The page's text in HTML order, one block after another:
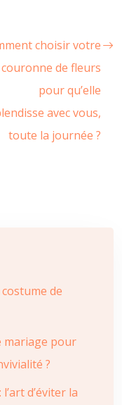
choisir votre
couronne de fleurs
pour qu’elle
avec vous,
toute la journée ?
de
mariage pour
?
d’éviter la